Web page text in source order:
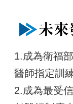
1.成為衛福
醫師指定訓
2.成為最受